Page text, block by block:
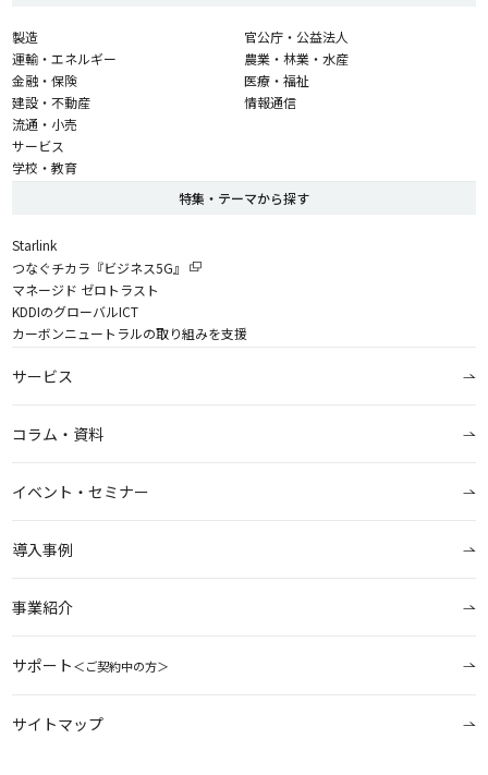
製造
運輸・エネルギー
金融・保険
建設・不動産
流通・小売
サービス
学校・教育
官公庁・公益法人
農業・林業・水産
医療・福祉
情報通信
特集・テーマから探す
Starlink
つなぐチカラ『ビジネス5G』
マネージド ゼロトラスト
KDDIのグローバルICT
カーボンニュートラルの取り組みを支援
サービス
コラム・資料
イベント・セミナー
導入事例
事業紹介
サポート＜ご契約中の方＞
サイトマップ